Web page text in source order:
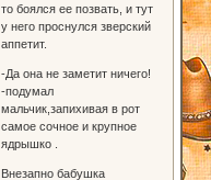
то боялся ее позвать, и тут
у него проснулся зверский
аппетит.
-Да она не заметит ничего!
-подумал
мальчик,запихивая в рот
самое сочное и крупное
ядрышко .
Внезапно бабушка